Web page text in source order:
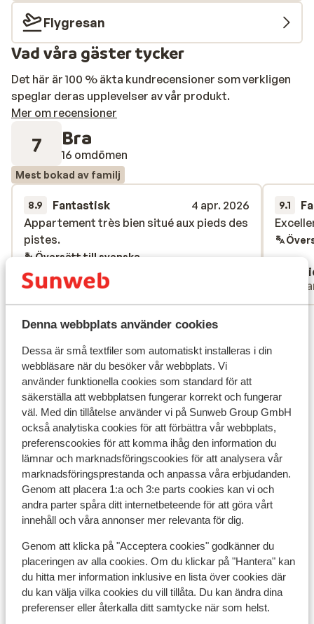
Denna webbplats använder cookies
Dessa är små textfiler som automatiskt installeras i din
webbläsare när du besöker vår webbplats. Vi
använder funktionella cookies som standard för att
säkerställa att webbplatsen fungerar korrekt och fungerar
väl. Med din tillåtelse använder vi på Sunweb Group GmbH
också analytiska cookies för att förbättra vår webbplats,
preferenscookies för att komma ihåg den information du
lämnar och marknadsföringscookies för att analysera vår
marknadsföringsprestanda och anpassa våra erbjudanden.
Genom att placera 1:a och 3:e parts cookies kan vi och
andra parter spåra ditt internetbeteende för att göra vårt
innehåll och våra annonser mer relevanta för dig.
Genom att klicka på "Acceptera cookies" godkänner du
placeringen av alla cookies. Om du klickar på "Hantera" kan
du hitta mer information inklusive en lista över cookies där
du kan välja vilka cookies du vill tillåta. Du kan ändra dina
preferenser eller återkalla ditt samtycke när som helst.
Flygresan
Vad våra gäster tycker
Det här är 100 % äkta kundrecensioner som verkligen
speglar deras upplevelser av vår produkt.
Mer om recensioner
7 Bra
16 omdömen
Mest bokad av familj
8.9 Fantastisk
4 apr. 2026
Appartement très bien situé aux pieds des
pistes.
Appartement très bien situé aux pieds des
pistes.
Översätt till svenska
Ensam förälder
9.1
Visa alla 16 omdömen
Läge
Visa på karta
I området
Boenden har olika inredning/ägare
Avstånd till centrum: ca 100 m
Avstånd till pist ca 0 m
Avstånd till skidlift ca 100 m
Närmaste kiosk ca 100 m